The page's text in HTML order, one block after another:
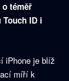
téměř
ID i
iPhone je blíž
míří k